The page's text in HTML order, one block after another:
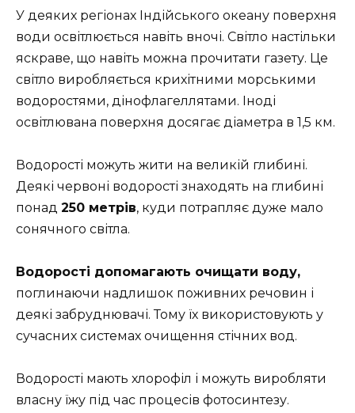
У деяких регіонах Індійського океану поверхня
води освітлюється навіть вночі. Світло настільки
яскраве, що навіть можна прочитати газету. Це
світло виробляється крихітними морськими
водоростями, дінофлагеллятами. Іноді
освітлювана поверхня досягає діаметра в 1,5 км.
Водорості можуть жити на великій глибині.
Деякі червоні водорості знаходять на глибині
понад 250 метрів, куди потрапляє дуже мало
сонячного світла.
Водорості допомагають очищати воду,
поглинаючи надлишок поживних речовин і
деякі забруднювачі. Тому їх використовують у
сучасних системах очищення стічних вод.
Водорості мають хлорофіл і можуть виробляти
власну їжу під час процесів фотосинтезу.